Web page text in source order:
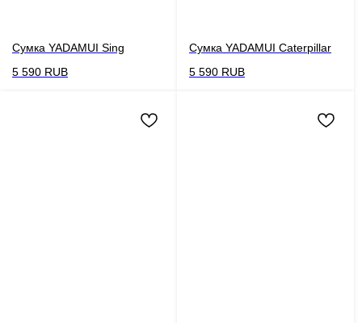
Сумка YADAMUI Sing
5 590 RUB
Сумка YADAMUI Caterpillar
5 590 RUB